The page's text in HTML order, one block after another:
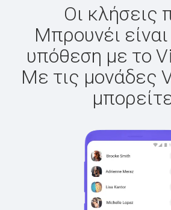
Οι κλήσεις
Μπρουνέι
υπόθεση με το
Με τις μονάδες